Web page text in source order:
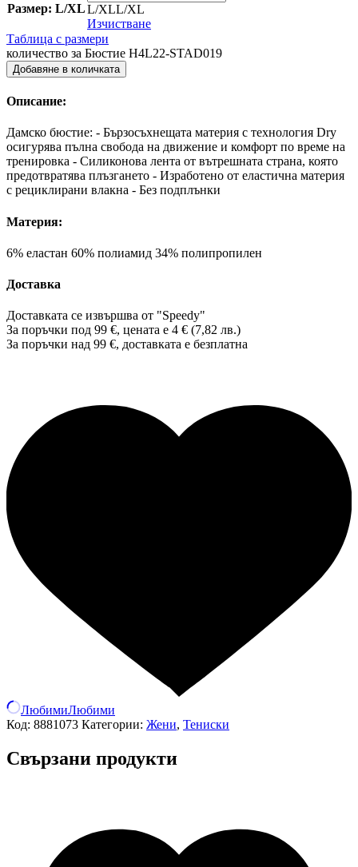
Размер: L/XLL/XLL/XL
Изчистване
Таблица с размери
количество за Бюстие H4L22-STAD019
Добавяне в количката
Описание:
Дамско бюстие: - Бързосъхнещата материя с технология Dry
осигурява пълна свобода на движение и комфорт по време на
тренировка - Силиконова лента от вътрешната страна, която
предотвратява плъзгането - Изработено от еластична материя
с рециклирани влакна - Без подплънки
Материя:
6% еластан 60% полиамид 34% полипропилен
Доставка
Доставката се извършва от "Speedy"
За поръчки под 99 €, цената е 4 € (7,82 лв.)
За поръчки над 99 €, доставката е безплатна
ЛюбимиЛюбими
Код: 8881073 Категории: Жени, Тениски
Свързани продукти